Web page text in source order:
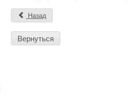
Назад
Вернуться